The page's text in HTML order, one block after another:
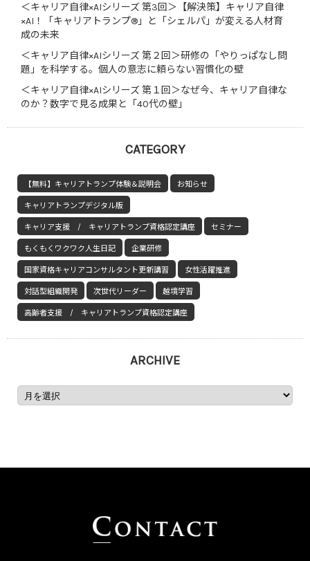
＜キャリア自律×AIシリーズ 第3回＞【解決策】キャリア自律
×AI！「キャリアトランプ®」と「シェルパ」が変える人材育
成の未来
＜キャリア自律×AIシリーズ 第２回＞研修の「やりっぱなし問
題」を科学する。個人の意志に頼らない習慣化の壁
＜キャリア自律×AIシリーズ 第１回＞なぜ今、キャリア自律な
のか？数字で見る成果と「40代の壁」
CATEGORY
【無料】キャリアトランプ体験＆説明会 お知らせ
キャリアトランプデジタル版
キャリア支援 / キャリアトランプ資格認定講座 セミナー
もくもくワクワク人生日記 企業研修
国家資格キャリアコンサルタント更新講習 女性活躍推進
対話型組織開発 次世代リーダー 越境学習
高齢者支援 / キャリアトランプ資格認定講座
ARCHIVE